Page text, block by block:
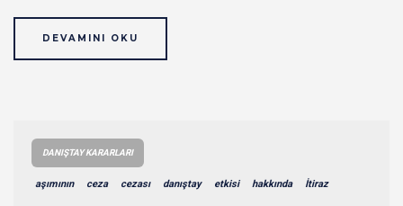
DEVAMINI OKU
DANIŞTAY KARARLARI
aşımının ceza cezası danıştay etkisi hakkında İtiraz